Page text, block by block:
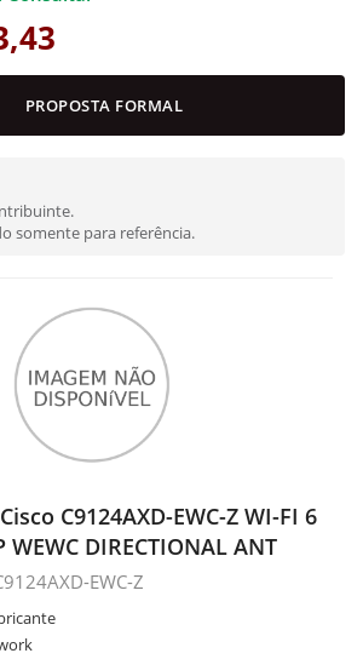
PROPOSTA FORMAL
somente para referência.
C9124AXD-EWC-Z WI-FI 6
WEWC DIRECTIONAL ANT
EWC-Z